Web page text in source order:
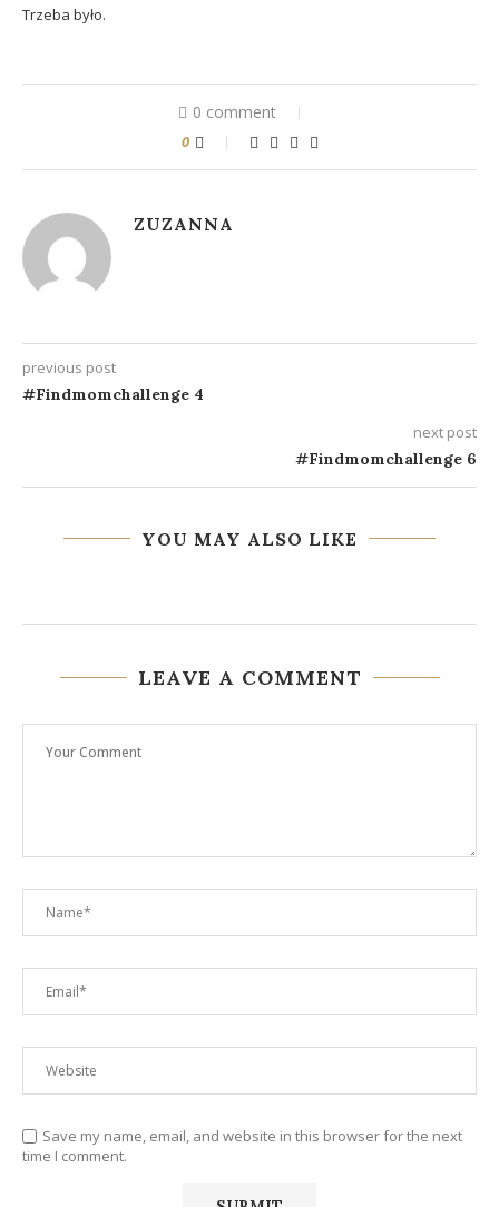
Trzeba było.
0 comment
0
ZUZANNA
previous post
#Findmomchallenge 4
next post
#Findmomchallenge 6
YOU MAY ALSO LIKE
LEAVE A COMMENT
Save my name, email, and website in this browser for the next
time I comment.